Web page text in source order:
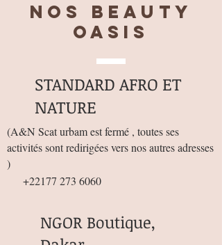
Nos BEAUTY
OASIS
STANDARD AFRO ET
NATURE
(A&N Scat urbam est fermé , toutes ses
activités sont redirigées vers nos autres adresses
)
+22177 273 6060
NGOR Boutique,